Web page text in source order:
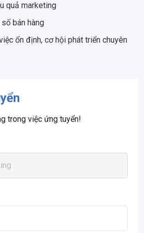
quả marketing
bán hàng
ổn định, cơ hội phát triển chuyên
trong việc ứng tuyển!